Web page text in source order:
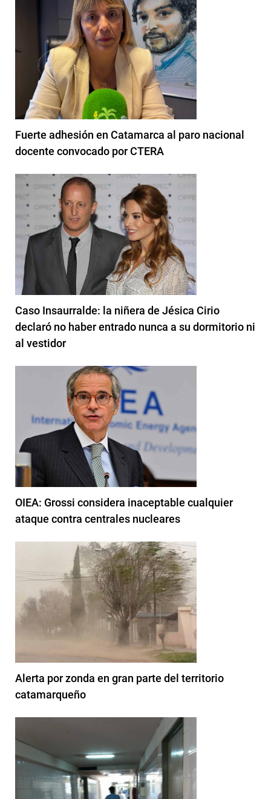
Fuerte adhesión en Catamarca al paro nacional
docente convocado por CTERA
Caso Insaurralde: la niñera de Jésica Cirio
declaró no haber entrado nunca a su dormitorio ni
al vestidor
OIEA: Grossi considera inaceptable cualquier
ataque contra centrales nucleares
Alerta por zonda en gran parte del territorio
catamarqueño